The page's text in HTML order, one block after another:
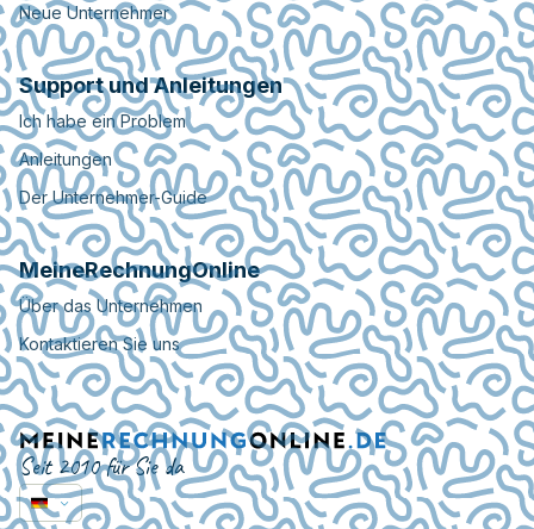
Neue Unternehmer
Support und Anleitungen
Ich habe ein Problem
Anleitungen
Der Unternehmer-Guide
MeineRechnungOnline
Über das Unternehmen
Kontaktieren Sie uns
Seit 2010 für Sie da